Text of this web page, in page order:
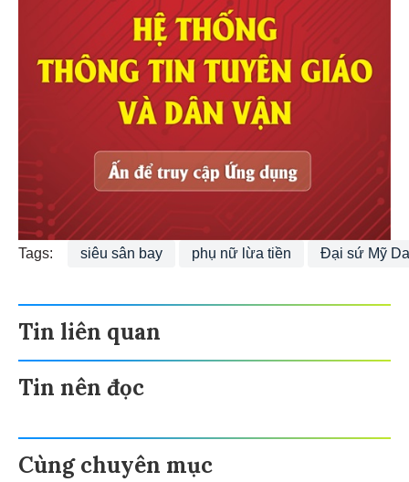
Tags: siêu sân bay phụ nữ lừa tiền Đại sứ Mỹ
Tin liên quan
Tin nên đọc
Cùng chuyên mục